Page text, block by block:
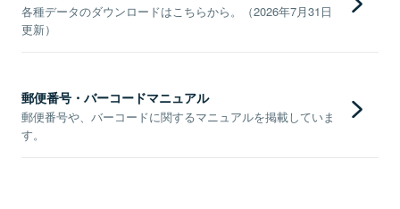
各種データのダウンロードはこちらから。（2026年7月31日
更新）
郵便番号・バーコードマニュアル
郵便番号や、バーコードに関するマニュアルを掲載していま
す。